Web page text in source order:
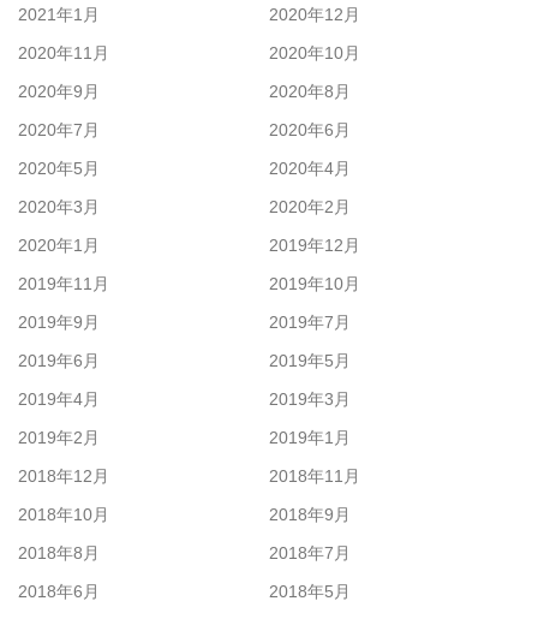
2021年1月
2020年12月
2020年11月
2020年10月
2020年9月
2020年8月
2020年7月
2020年6月
2020年5月
2020年4月
2020年3月
2020年2月
2020年1月
2019年12月
2019年11月
2019年10月
2019年9月
2019年7月
2019年6月
2019年5月
2019年4月
2019年3月
2019年2月
2019年1月
2018年12月
2018年11月
2018年10月
2018年9月
2018年8月
2018年7月
2018年6月
2018年5月